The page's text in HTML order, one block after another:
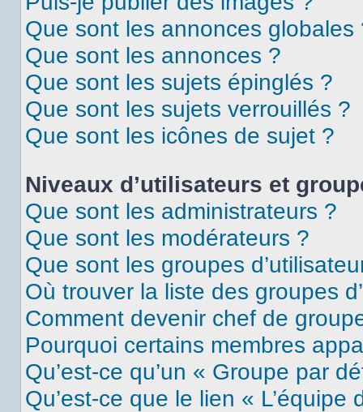
Que sont les annonces globales
Que sont les annonces ?
Que sont les sujets épinglés ?
Que sont les sujets verrouillés ?
Que sont les icônes de sujet ?
Niveaux d’utilisateurs et
Que sont les administrateurs ?
Que sont les modérateurs ?
Que sont les groupes
Où trouver la liste des groupes
Comment devenir chef de
Pourquoi certains membres
Qu’est-ce qu’un « Groupe par
Qu’est-ce que le lien « L’équipe